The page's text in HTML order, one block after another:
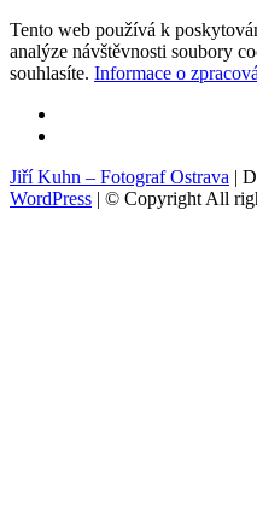
Tento web používá k
analýze návštěvnosti soubory
souhlasíte. Informace o
Jiří Kuhn – Fotograf Ostrava |
WordPress | © Copyright All